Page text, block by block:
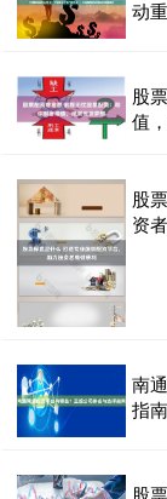
动
股
值
股
资
南
指南
股